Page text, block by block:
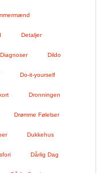
Detaljer
Diagnoser Dildo
Do-it-yourself
Dronningen
Drømme Følelser
Dukkehus
Dårlig Dag